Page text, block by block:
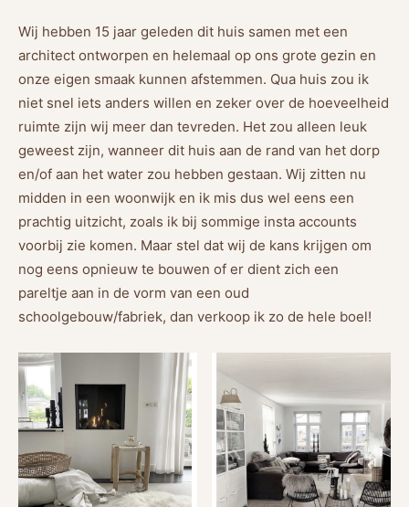
Wij hebben 15 jaar geleden dit huis samen met een
architect ontworpen en helemaal op ons grote gezin en
onze eigen smaak kunnen afstemmen. Qua huis zou ik
niet snel iets anders willen en zeker over de hoeveelheid
ruimte zijn wij meer dan tevreden. Het zou alleen leuk
geweest zijn, wanneer dit huis aan de rand van het dorp
en/of aan het water zou hebben gestaan. Wij zitten nu
midden in een woonwijk en ik mis dus wel eens een
prachtig uitzicht, zoals ik bij sommige insta accounts
voorbij zie komen. Maar stel dat wij de kans krijgen om
nog eens opnieuw te bouwen of er dient zich een
pareltje aan in de vorm van een oud
schoolgebouw/fabriek, dan verkoop ik zo de hele boel!